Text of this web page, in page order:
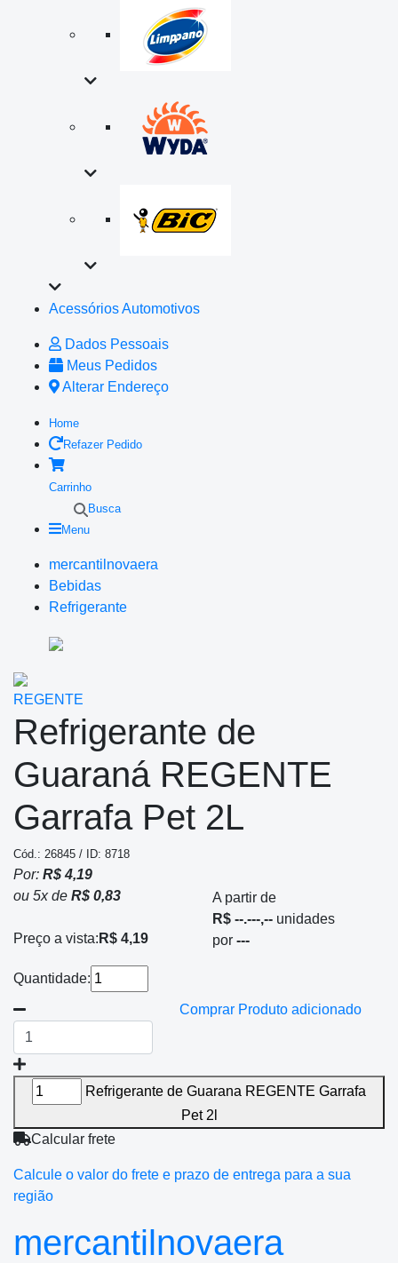
Acessórios Automotivos
Dados Pessoais
Meus Pedidos
Alterar Endereço
Home
Refazer Pedido
Carrinho
Busca
Menu
mercantilnovaera
Bebidas
Refrigerante
REGENTE
Refrigerante de
Guaraná REGENTE
Garrafa Pet 2L
Cód.: 26845 / ID: 8718
Por: R$ 4,19
ou 5xde R$ 0,83
Preço a vista: R$ 4,19
A partir de
R$ --.---,-- unidades
por ---
Quantidade:
Comprar Produto adicionado
Refrigerante de Guarana REGENTE Garrafa
Pet 2l
Calcular frete
Calcule o valor do frete e prazo de entrega para a sua
região
mercantilnovaera